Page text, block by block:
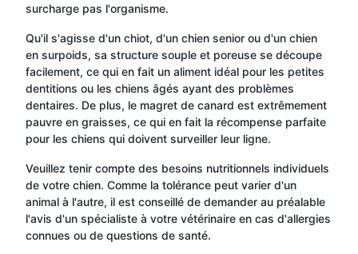
surcharge pas l'organisme.
Qu'il s'agisse d'un chiot, d'un chien senior ou d'un chien
en surpoids, sa structure souple et poreuse se découpe
facilement, ce qui en fait un aliment idéal pour les petites
dentitions ou les chiens âgés ayant des problèmes
dentaires. De plus, le magret de canard est extrêmement
pauvre en graisses, ce qui en fait la récompense parfaite
pour les chiens qui doivent surveiller leur ligne.
Veuillez tenir compte des besoins nutritionnels individuels
de votre chien. Comme la tolérance peut varier d'un
animal à l'autre, il est conseillé de demander au préalable
l'avis d'un spécialiste à votre vétérinaire en cas d'allergies
connues ou de questions de santé.